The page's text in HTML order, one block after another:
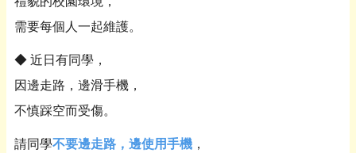
需要每個人一起維護。
◆ 近日有同學，
因邊走路，邊滑手機，
不慎踩空而受傷。
請同學不要邊走路，邊使用手機 ，